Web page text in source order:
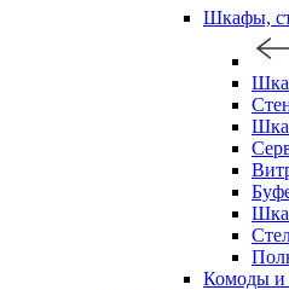
Шкафы,
Комоды и